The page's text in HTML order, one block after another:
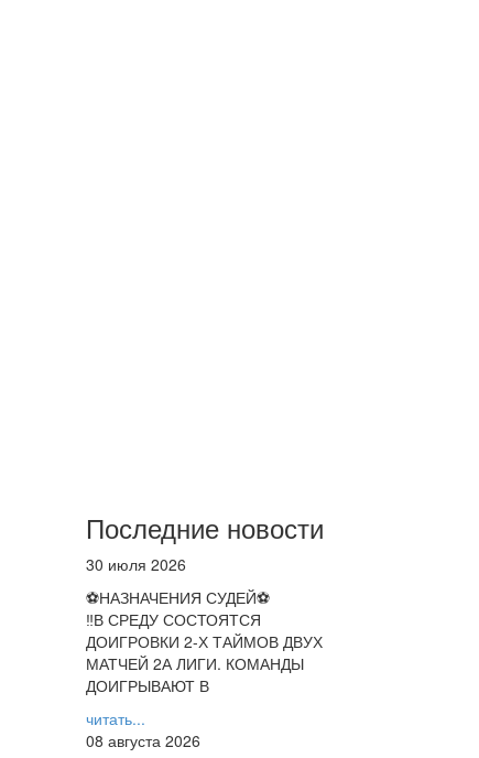
Последние новости
30 июля 2026
⚽НАЗНАЧЕНИЯ СУДЕЙ⚽
‼В СРЕДУ СОСТОЯТСЯ
ДОИГРОВКИ 2-Х ТАЙМОВ ДВУХ
МАТЧЕЙ 2А ЛИГИ. КОМАНДЫ
ДОИГРЫВАЮТ В
читать...
08 августа 2026